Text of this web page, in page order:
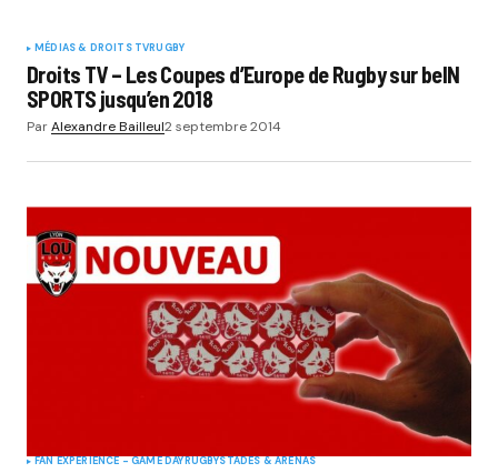
MÉDIAS & DROITS TVRUGBY
Droits TV – Les Coupes d’Europe de Rugby sur beIN
SPORTS jusqu’en 2018
ParAlexandre Bailleul2 septembre 2014
FAN EXPERIENCE - GAME DAYRUGBYSTADES & ARENAS